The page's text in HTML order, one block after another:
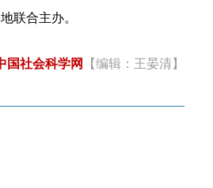
联合主办。
国社会科学网 【编辑：王晏清】